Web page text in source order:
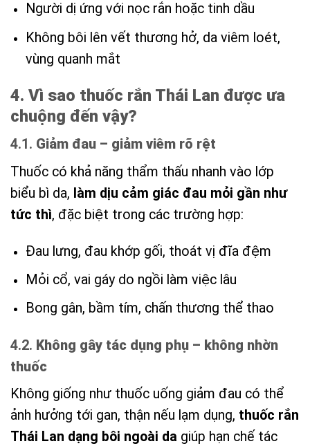
Người dị ứng với nọc rắn hoặc tinh dầu
Không bôi lên vết thương hở, da viêm loét,
vùng quanh mắt
4. Vì sao thuốc rắn Thái Lan được ưa
chuộng đến vậy?
4.1. Giảm đau – giảm viêm rõ rệt
Thuốc có khả năng thẩm thấu nhanh vào lớp
biểu bì da, làm dịu cảm giác đau mỏi gần như
tức thì, đặc biệt trong các trường hợp:
Đau lưng, đau khớp gối, thoát vị đĩa đệm
Mỏi cổ, vai gáy do ngồi làm việc lâu
Bong gân, bầm tím, chấn thương thể thao
4.2. Không gây tác dụng phụ – không nhờn
thuốc
Không giống như thuốc uống giảm đau có thể
ảnh hưởng tới gan, thận nếu lạm dụng, thuốc rắn
Thái Lan dạng bôi ngoài da giúp hạn chế tác